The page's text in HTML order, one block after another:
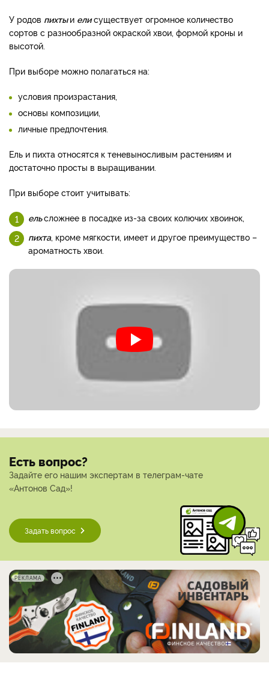
У родов пихтыи елисуществует огромное количество
сортов с разнообразной окраской хвои, формой кроны и
высотой.
При выборе можно полагаться на:
условия произрастания,
основы композиции,
личные предпочтения.
Ель и пихта относятся к теневыносливым растениям и
достаточно просты в выращивании.
При выборе стоит учитывать:
ельсложнее в посадке из-за своих колючих хвоинок,
пихта, кроме мягкости, имеет и другое преимущество –
ароматность хвои.
Есть вопрос?
Задайте его нашим экспертам в телеграм-чате
«Антонов Сад»!
Задать вопрос
РЕКЛАМА